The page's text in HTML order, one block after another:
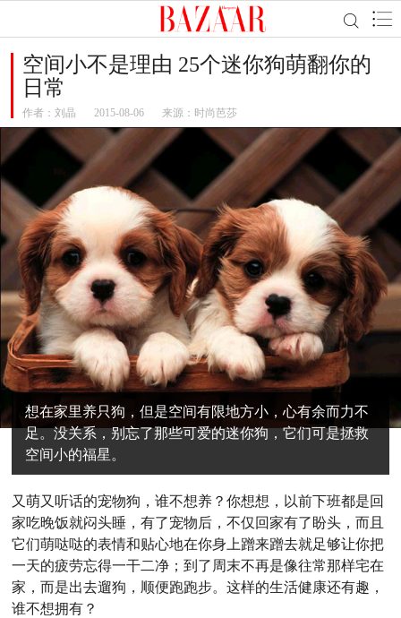
空间小不是理由 25个迷你狗萌翻你的
日常
作者： 刘晶 2015-08-06 来源：时尚芭莎
想在家里养只狗，但是空间有限地方小，心有余而力不
足。没关系，别忘了那些可爱的迷你狗，它们可是拯救
空间小的福星。
又萌又听话的宠物狗，谁不想养？你想想，以前下班都是回
家吃晚饭就闷头睡，有了宠物后，不仅回家有了盼头，而且
它们萌哒哒的表情和贴心地在你身上蹭来蹭去就足够让你把
一天的疲劳忘得一干二净；到了周末不再是像往常那样宅在
家，而是出去遛狗，顺便跑跑步。这样的生活健康还有趣，
谁不想拥有？